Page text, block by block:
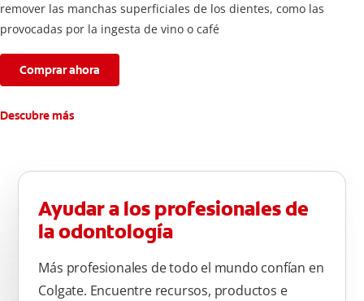
remover las manchas superficiales de los dientes, como las
provocadas por la ingesta de vino o café
Comprar ahora
Descubre más
Ayudar a los profesionales de
la odontología
Más profesionales de todo el mundo confían en
Colgate. Encuentre recursos, productos e